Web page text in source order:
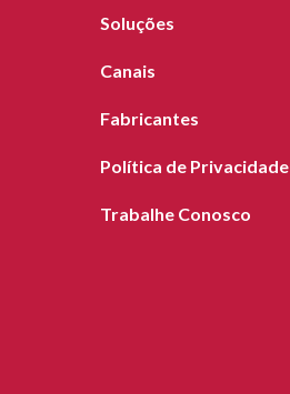
Soluções
Canais
Fabricantes
Política de Privacidade
Trabalhe Conosco